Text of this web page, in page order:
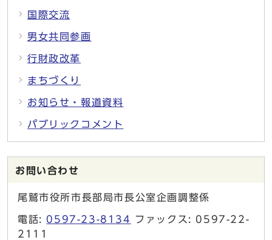
国際交流
男女共同参画
行財政改革
まちづくり
お知らせ・報道資料
パブリックコメント
お問い合わせ
尾鷲市役所市長部局市長公室企画調整係
電話: 0597-23-8134
ファックス: 0597-22-
2111